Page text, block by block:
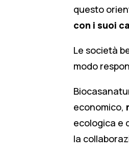
questo
con i suoi
Le società
modo
economico,
ecologica e
la